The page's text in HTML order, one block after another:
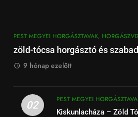
PEST MEGYEI HORGÁSZTAVAK,
zöld-tócsa horgásztó és
9 hónap ezelőtt
02
PEST MEGYEI
Kiskunlacháza – Zöld